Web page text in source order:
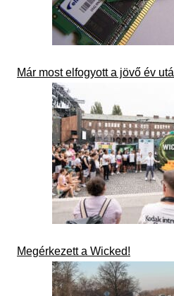
Már most elfogyott a jövő év
Megérkezett a Wicked!